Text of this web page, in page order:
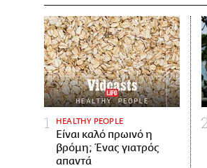
HEALTHY PEOPLE
Είναι καλό πρωινό η
βρόμη; Ένας γιατρός
απαντά